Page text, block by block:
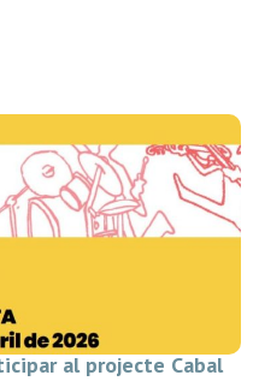
al projecte Cabal